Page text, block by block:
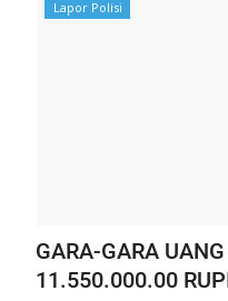
Lapor Polisi
GARA-GARA
11.550.000.00